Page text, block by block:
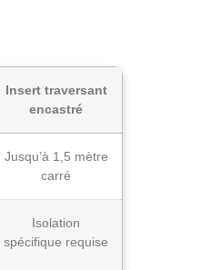
Insert traversant
encastré
Jusqu’à 1,5 mètre
carré
Isolation
spécifique requise